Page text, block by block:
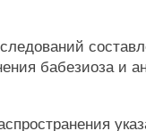
бабезиоза и